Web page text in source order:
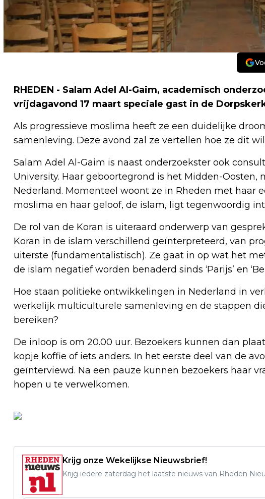
RHEDEN - Salam Adel Al-Gaim, academisch
vrijdagavond 17 maart speciale gast in de
Als progressieve moslima heeft ze een duidelijke
samenleving. Deze avond zal ze vertellen hoe ze dit
Salam Adel Al-Gaim is naast onderzoekster ook
University. Haar geboortegrond is het Midden-Oosten,
Nederland. Momenteel woont ze in Rheden met haar
moslima en haar geloof, de islam, ligt tegenwoordig
De rol van de Koran is uiteraard onderwerp van
Koran in de islam verschillend geïnterpreteerd, van
uiterste (fundamentalistisch). Ze gaat in op wat het
de islam negatief worden benaderd sinds ‘Parijs’ en
Hoe staan politieke ontwikkelingen in Nederland in
werkelijk multiculturele samenleving en de stappen
bereiken?
De inloop is om 20.00 uur. Bezoekers kunnen dan
kopje koffie of iets anders. In het eerste deel van de
geïnterviewd. Na een pauze kunnen bezoekers haar
hopen u te verwelkomen.
Krijg onze Wekelijkse Nieuwsbrief!
Krijg iedere zaterdag het laatste nieuws van Rheden